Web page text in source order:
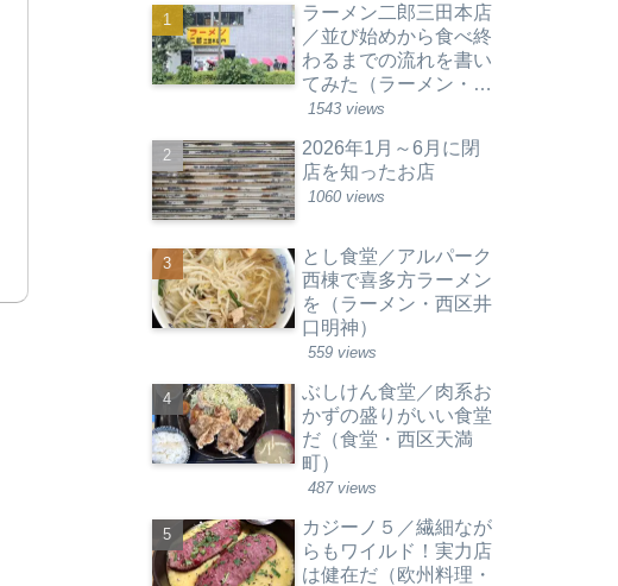
ラーメン二郎三田本店
／並び始めから食べ終
わるまでの流れを書い
てみた（ラーメン・東
京都港区）
1543 views
2026年1月～6月に閉
店を知ったお店
1060 views
とし食堂／アルパーク
西棟で喜多方ラーメン
を（ラーメン・西区井
口明神）
559 views
ぶしけん食堂／肉系お
かずの盛りがいい食堂
だ（食堂・西区天満
町）
487 views
カジーノ５／繊細なが
らもワイルド！実力店
は健在だ（欧州料理・